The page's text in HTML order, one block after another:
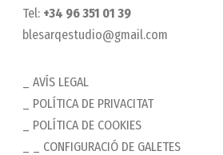
Tel: +34 96 351 01 39
blesarqestudio@gmail.com
AVÍS LEGAL
POLÍTICA DE PRIVACITAT
POLÍTICA DE COOKIES
_ CONFIGURACIÓ DE GALETES